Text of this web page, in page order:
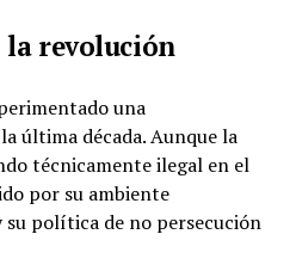
la revolución
una
última década. Aunque la
técnicamente ilegal en el
por su ambiente
política de no persecución